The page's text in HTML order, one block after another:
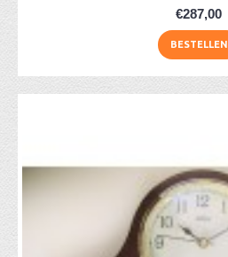
€287,00
BESTELLEN